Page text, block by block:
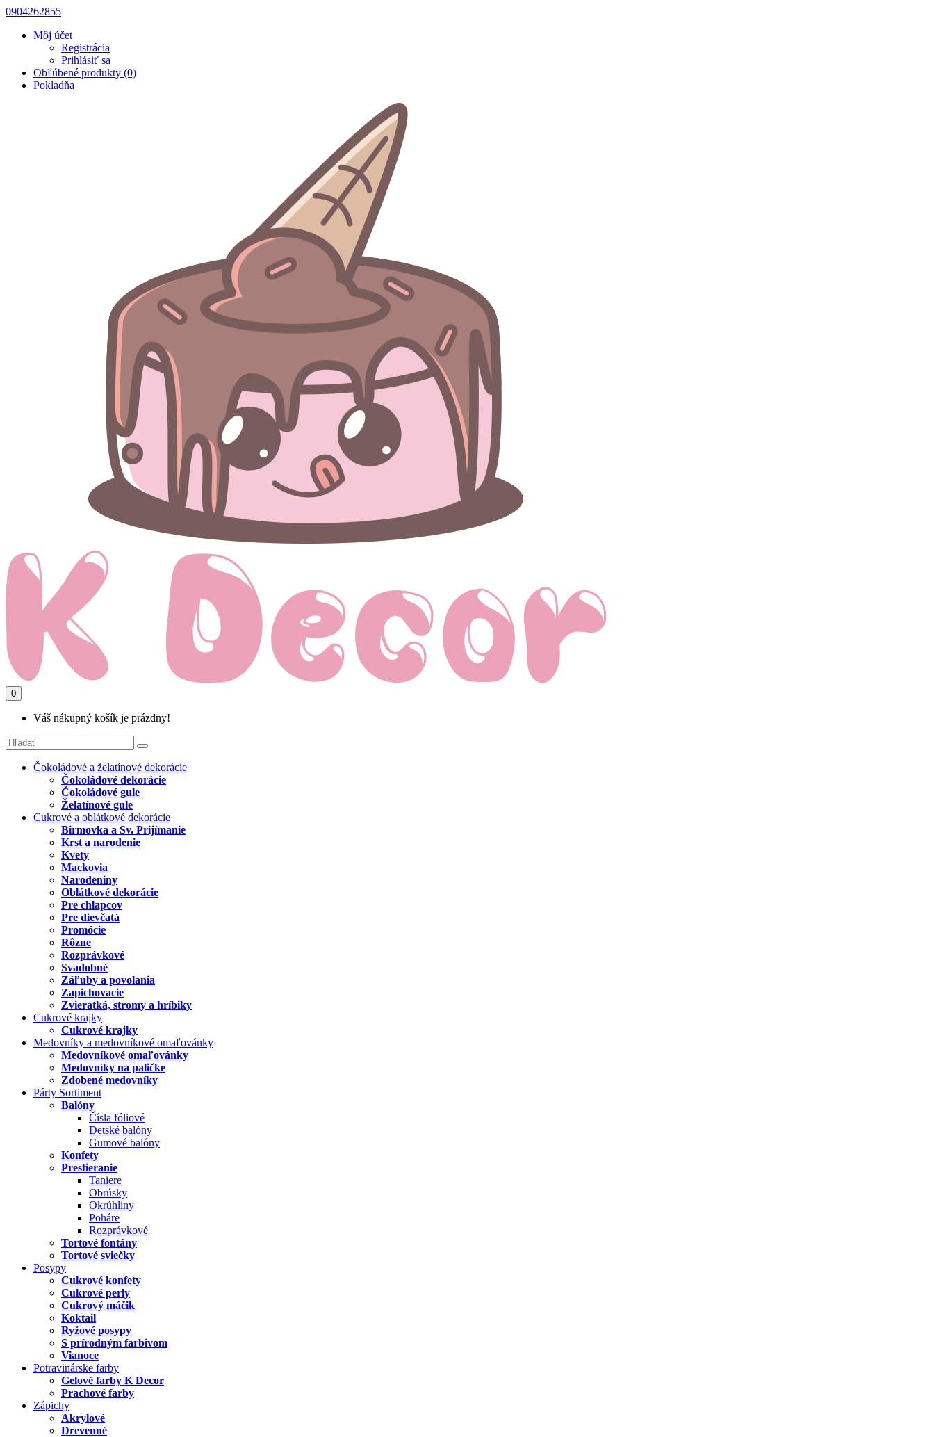
0904262855
Môj účet
Registrácia
Prihlásiť sa
Obľúbené produkty (0)
Pokladňa
0
Váš nákupný košík je prázdny!
Čokoládové a želatínové dekorácie
Čokoládové dekorácie
Čokoládové gule
Želatínové gule
Cukrové a oblátkové dekorácie
Birmovka a Sv. Prijímanie
Krst a narodenie
Kvety
Mackovia
Narodeniny
Oblátkové dekorácie
Pre chlapcov
Pre dievčatá
Promócie
Rôzne
Rozprávkové
Svadobné
Záľuby a povolania
Zapichovacie
Zvieratká, stromy a hríbiky
Cukrové krajky
Cukrové krajky
Medovníky a medovníkové omaľovánky
Medovníkové omaľovánky
Medovníky na paličke
Zdobené medovníky
Párty Sortiment
Balóny
Čísla fóliové
Detské balóny
Gumové balóny
Konfety
Prestieranie
Taniere
Obrúsky
Okrúhliny
Poháre
Rozprávkové
Tortové fontány
Tortové sviečky
Posypy
Cukrové konfety
Cukrové perly
Cukrový máčik
Koktail
Ryžové posypy
S prírodným farbivom
Vianoce
Potravinárske farby
Gelové farby K Decor
Prachové farby
Zápichy
Akrylové
Drevenné